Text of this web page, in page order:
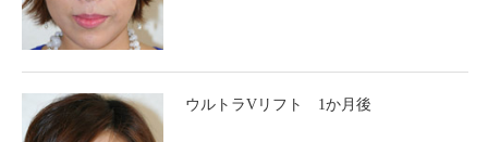
ウルトラVリフト 1か月後